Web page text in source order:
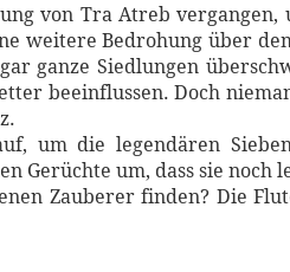
von Tra Atreb
weitere Bedrohung über
ganze Siedlungen
beeinflussen. Doch
um die legendären
Gerüchte um, dass sie noch
Zauberer finden? Die